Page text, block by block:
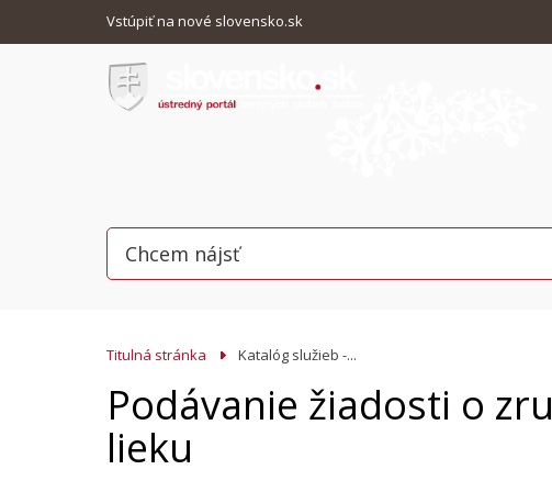
Vstúpiť na nové slovensko.sk
Titulná stránka Katalóg služieb -...
Podávanie žiadosti o
lieku